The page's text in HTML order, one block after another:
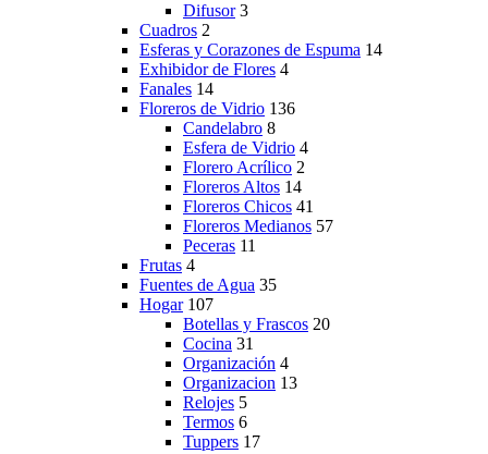
Difusor 3
Cuadros 2
Esferas y Corazones de Espuma 14
Exhibidor de Flores 4
Fanales 14
Floreros de Vidrio 136
Candelabro 8
Esfera de Vidrio 4
Florero Acrílico 2
Floreros Altos 14
Floreros Chicos 41
Floreros Medianos 57
Peceras 11
Frutas 4
Fuentes de Agua 35
Hogar 107
Botellas y Frascos 20
Cocina 31
Organización 4
Organizacion 13
Relojes 5
Termos 6
Tuppers 17